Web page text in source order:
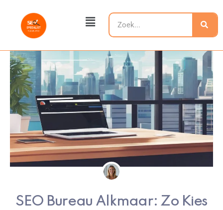
Main
Menu
Zoeken
SEO Bureau Alkmaar: Zo Kies